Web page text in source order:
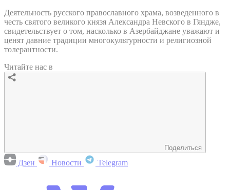
Деятельность русского православного храма, возведенного в
честь святого великого князя Александра Невского в Гяндже,
свидетельствует о том, насколько в Азербайджане уважают и
ценят давние традиции многокультурности и религиозной
толерантности.
Читайте нас в
Поделиться
Дзен Новости Telegram